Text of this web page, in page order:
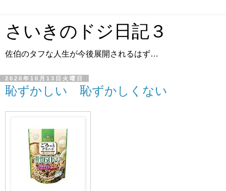
さいきのドジ日記３
佐伯のタフな人生が今後展開されるはず…
2020年10月13日火曜日
恥ずかしい 恥ずかしくない